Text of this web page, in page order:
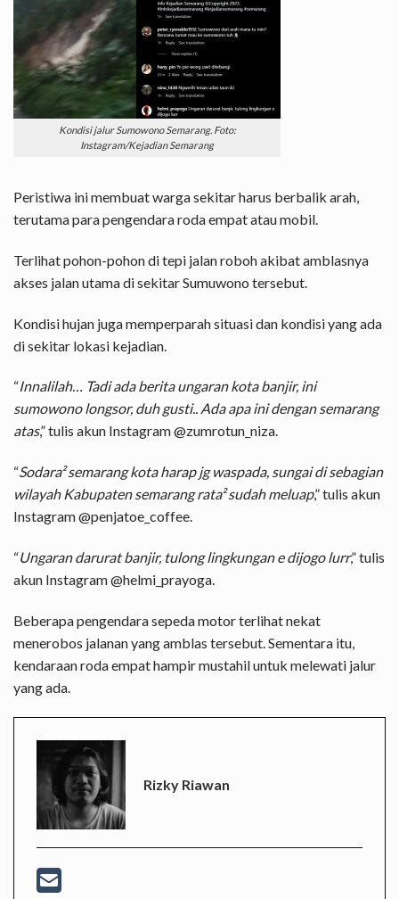
Kondisi jalur Sumowono Semarang. Foto:
Instagram/Kejadian Semarang
Peristiwa ini membuat warga sekitar harus berbalik arah,
terutama para pengendara roda empat atau mobil.
Terlihat pohon-pohon di tepi jalan roboh akibat amblasnya
akses jalan utama di sekitar Sumuwono tersebut.
Kondisi hujan juga memperparah situasi dan kondisi yang ada
di sekitar lokasi kejadian.
“Innalilah… Tadi ada berita ungaran kota banjir, ini
sumowono longsor, duh gusti.. Ada apa ini dengan semarang
atas,” tulis akun Instagram @zumrotun_niza.
“Sodara² semarang kota harap jg waspada, sungai di sebagian
wilayah Kabupaten semarang rata² sudah meluap,” tulis akun
Instagram @penjatoe_coffee.
“Ungaran darurat banjir, tulong lingkungan e dijogo lurr,” tulis
akun Instagram @helmi_prayoga.
Beberapa pengendara sepeda motor terlihat nekat
menerobos jalanan yang amblas tersebut. Sementara itu,
kendaraan roda empat hampir mustahil untuk melewati jalur
yang ada.
Rizky Riawan